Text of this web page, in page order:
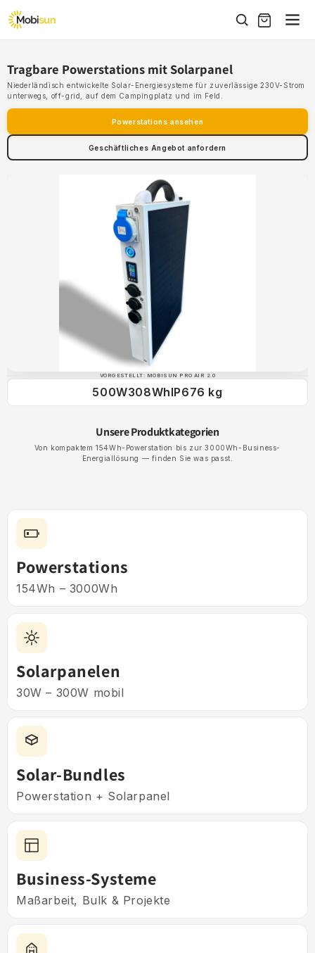
zum
Inhalt
Tragbare Powerstations mit Solarpanel
Niederländisch entwickelte Solar-Energiesysteme für zuverlässige 230V-Strom
unterwegs, off-grid, auf dem Campingplatz und im Feld.
Powerstations ansehen
Geschäftliches Angebot anfordern
VORGESTELLT: MOBISUN PRO AIR 2.0
500W308WhIP676 kg
Unsere Produktkategorien
Von kompaktem 154Wh-Powerstation bis zur 3000Wh-Business-
Energiallösung — finden Sie was passt.
Powerstations
154Wh – 3000Wh
Solarpanelen
30W – 300W mobil
Solar-Bundles
Powerstation + Solarpanel
Business-Systeme
Maßarbeit, Bulk & Projekte